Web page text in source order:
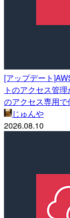
[アップデート
トのアクセス管
のアクセス専用
じゅんや
2026.08.10